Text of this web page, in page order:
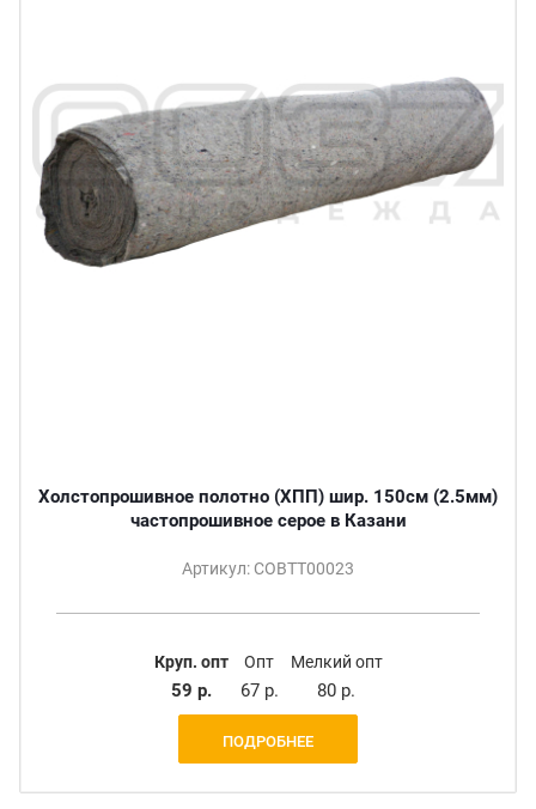
Холстопрошивное полотно (ХПП) шир. 150см (2.5мм)
частопрошивное серое в Казани
Артикул: СОВТТ00023
Круп. опт
59 р.
Опт
67 р.
Мелкий опт
80 р.
ПОДРОБНЕЕ